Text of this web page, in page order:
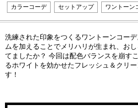
カラーコーデ セットアップ ワントーン
洗練された印象をつくるワントーンコー
ムを加えることでメリハリが生まれ、お
てましたか？ 今回は配色バランスを崩す
るホワイトを効かせたフレッシュ＆クリ
す！